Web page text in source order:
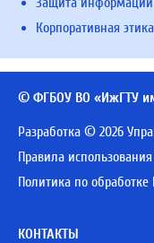
Корпоративная этика
© ФГБОУ ВО «ИжГТУ
Разработка © 2026
Правила
Политика по
КОНТАКТЫ